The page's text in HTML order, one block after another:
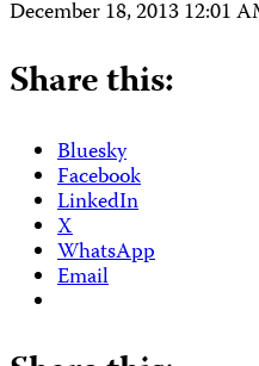
December 18, 2013 12:01
Share this:
Bluesky
Facebook
LinkedIn
X
WhatsApp
Email